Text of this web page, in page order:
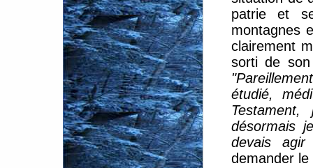
patrie et
montagnes
clairement
sorti de
étudié,
désormais
devais agir
demander